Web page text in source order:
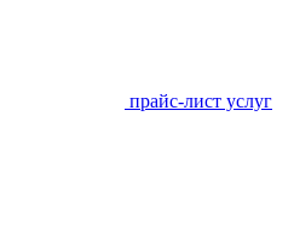
прайс-лист услуг